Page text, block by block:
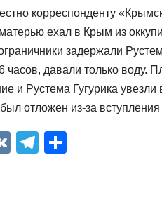
корреспонденту
ехал в Крым из
задержали
часов, давали только воду.
и Рустема Гугурика
отложен из-за
V
T